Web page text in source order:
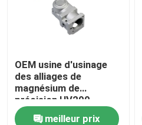
OEM usine d'usinage
des alliages de
magnésium de
précision HV200 -
HV350
meilleur prix